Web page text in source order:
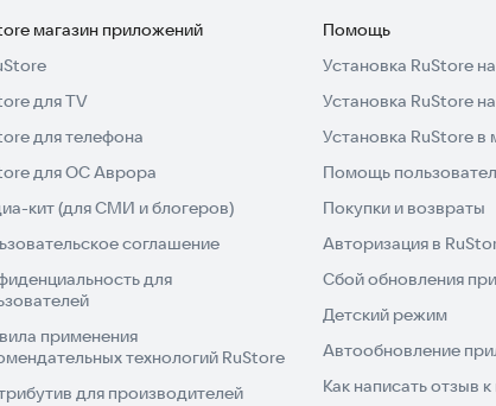
магазин приложений
для TV
для телефона
для ОС Аврора
кит (для СМИ и блогеров)
соглашение
для
применения
технологий RuStore
для производителей
Помощь
Установка RuStore
Установка RuStore
Установка RuStore
Помощь
Покупки и возвраты
Авторизация в
Сбой обновления
Детский режим
Автообновление
Как написать отзыв